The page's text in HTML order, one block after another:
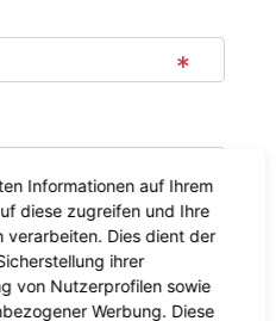
Informationen auf Ihrem
diese zugreifen und Ihre
verarbeiten. Dies dient der
ihrer
von Nutzerprofilen sowie
Werbung. Diese